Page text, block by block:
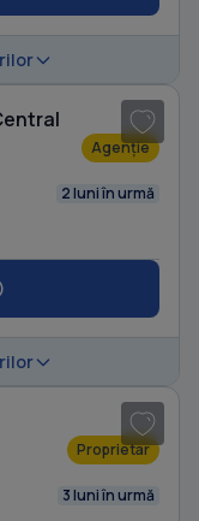
Agenție
2 luni în urmă
Proprietar
3 luni în urmă